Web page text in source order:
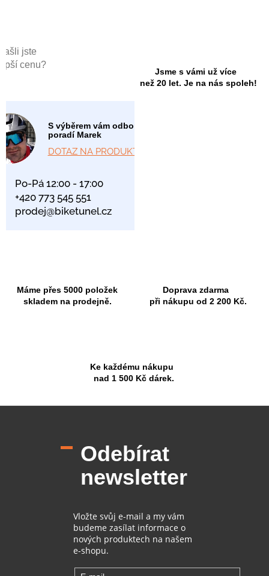
jste
cenu?
S výběrem vám odborně
poradí Marek
DOTAZ NA PRODUKT
Po-Pá 12:00 - 17:00
+420 773 545 551
prodej@biketunel.cz
Jsme s vámi už více
než 20 let. Je na nás spoleh!
Máme přes 5000 položek
skladem na prodejně.
Doprava zdarma
při nákupu od 2 200 Kč.
Ke každému nákupu
nad 1 500 Kč dárek.
Odebírat
newsletter
Vložte svůj e-mail a my vám
budeme zasílat informace o
nových produktech na našem
e-shopu.